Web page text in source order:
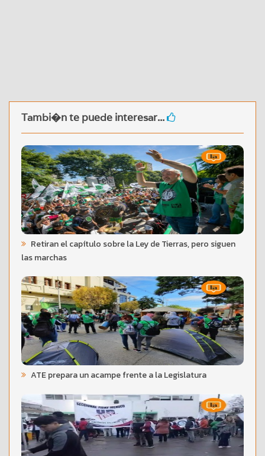
Tambi�n te puede interesar...
Retiran el capítulo sobre la Ley de Tierras, pero siguen
las marchas
ATE prepara un acampe frente a la Legislatura